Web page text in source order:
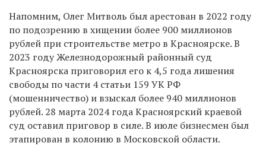
Напомним, Олег Митволь был арестован в 2022 году
по подозрению в хищении более 900 миллионов
рублей при строительстве метро в Красноярске. В
2023 году Железнодорожный районный суд
Красноярска приговорил его к 4,5 года лишения
свободы по части 4 статьи 159 УК РФ
(мошенничество) и взыскал более 940 миллионов
рублей. 28 марта 2024 года Красноярский краевой
суд оставил приговор в силе. В июле бизнесмен был
этапирован в колонию в Московской области.